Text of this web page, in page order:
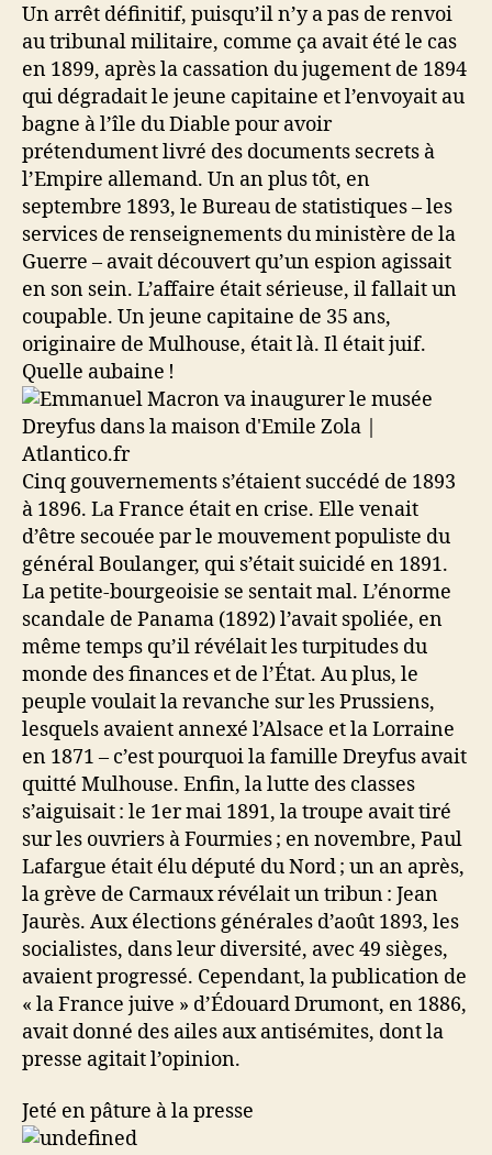
Un arrêt définitif, puisqu’il n’y a pas de renvoi
au tribunal militaire, comme ça avait été le cas
en 1899, après la cassation du jugement de 1894
qui dégradait le jeune capitaine et l’envoyait au
bagne à l’île du Diable pour avoir
prétendument livré des documents secrets à
l’Empire allemand. Un an plus tôt, en
septembre 1893, le Bureau de statistiques – les
services de renseignements du ministère de la
Guerre – avait découvert qu’un espion agissait
en son sein. L’affaire était sérieuse, il fallait un
coupable. Un jeune capitaine de 35 ans,
originaire de Mulhouse, était là. Il était juif.
Quelle aubaine !
Cinq gouvernements s’étaient succédé de 1893
à 1896. La France était en crise. Elle venait
d’être secouée par le mouvement populiste du
général Boulanger, qui s’était suicidé en 1891.
La petite-bourgeoisie se sentait mal. L’énorme
scandale de Panama (1892) l’avait spoliée, en
même temps qu’il révélait les turpitudes du
monde des finances et de l’État. Au plus, le
peuple voulait la revanche sur les Prussiens,
lesquels avaient annexé l’Alsace et la Lorraine
en 1871 – c’est pourquoi la famille Dreyfus avait
quitté Mulhouse. Enfin, la lutte des classes
s’aiguisait : le 1er mai 1891, la troupe avait tiré
sur les ouvriers à Fourmies ; en novembre, Paul
Lafargue était élu député du Nord ; un an après,
la grève de Carmaux révélait un tribun : Jean
Jaurès. Aux élections générales d’août 1893, les
socialistes, dans leur diversité, avec 49 sièges,
avaient progressé. Cependant, la publication de
« la France juive » d’Édouard Drumont, en 1886,
avait donné des ailes aux antisémites, dont la
presse agitait l’opinion.
Jeté en pâture à la presse